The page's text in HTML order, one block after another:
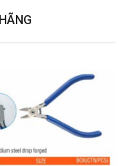
ty Dịch Vụ Trung Đài
cầm tay như dụng cụ
lường và dụng cụ làm
công cụ có chất lượng
C-Mart Tools đã
Việt Nam, Philippines,
Ấn Độ, Pakistan và
nghiên cứu và thiết kế